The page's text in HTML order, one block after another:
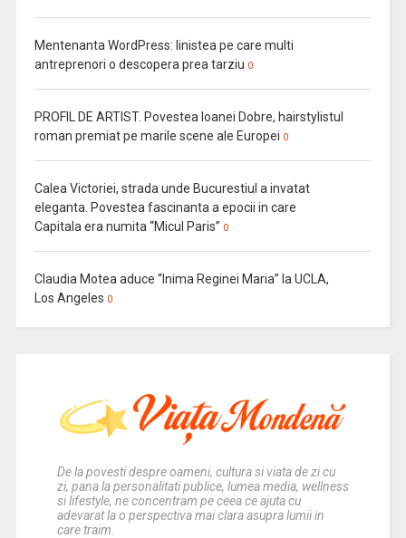
Mentenanta WordPress: linistea pe care multi
antreprenori o descopera prea tarziu 0
PROFIL DE ARTIST. Povestea Ioanei Dobre, hairstylistul
roman premiat pe marile scene ale Europei 0
Calea Victoriei, strada unde Bucurestiul a invatat
eleganta. Povestea fascinanta a epocii in care
Capitala era numita “Micul Paris” 0
Claudia Motea aduce “Inima Reginei Maria” la UCLA,
Los Angeles 0
De la povesti despre oameni, cultura si viata de zi cu
zi, pana la personalitati publice, lumea media, wellness
si lifestyle, ne concentram pe ceea ce ajuta cu
adevarat la o perspectiva mai clara asupra lumii in
care traim.